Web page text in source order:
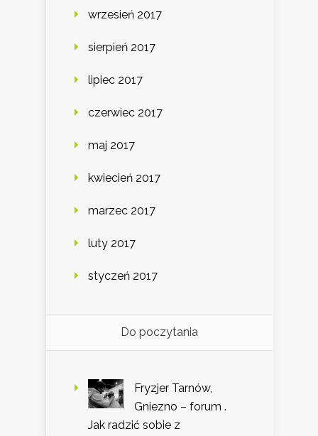
wrzesień 2017
sierpień 2017
lipiec 2017
czerwiec 2017
maj 2017
kwiecień 2017
marzec 2017
luty 2017
styczeń 2017
Do poczytania
Fryzjer Tarnów,
Gniezno – forum .
Jak radzić sobie z